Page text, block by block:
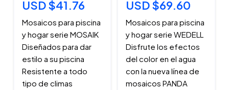
USD $41.76
Mosaicos para piscina
y hogar serie MOSAIK
Diseñados para dar
estilo a su piscina
Resistente a todo
tipo de climas
USD $69.60
Mosaicos para piscina
y hogar serie WEDELL
Disfrute los efectos
del color en el agua
con la nueva línea de
mosaicos PANDA